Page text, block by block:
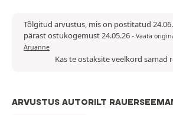
Tõlgitud arvustus, mis on postitatud
pärast ostukogemust 24.05.26- Vaata
Aruanne
Kas te ostaksite veelkord samad
ARVUSTUS AUTORILT